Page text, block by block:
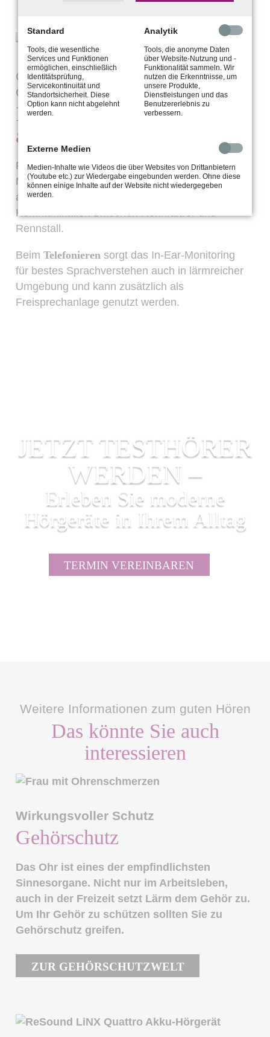
Gehörschutz für jedes Ohr in
Oberbayern
In-Ear-Monitoring für
andere Situationen
Für denMotorsporthaben Sie ebenfalls die
Möglichkeit sich einen individuellen Gehörschutz
anpassen zu lassen. Dieser sorgt für beste
Kommunikation zwischen Rennfahrer und
Rennstall.
BeimTelefonieren sorgt das In-Ear-Monitoring
für bestes Sprachverstehen auch in lärmreicher
Umgebung und kann zusätzlich als
Freisprechanlage genutzt werden.
JETZT TESTHÖRER
WERDEN –
Erleben Sie moderne
Hörgeräte in Ihrem Alltag
TERMIN VEREINBAREN
Weitere Informationen zum guten Hören
Das könnte Sie auch
interessieren
Wirkungsvoller Schutz
Gehörschutz
Das Ohr ist eines der empfindlichsten
Sinnesorgane. Nicht nur im Arbeitsleben,
auch in der Freizeit setzt Lärm dem Gehör zu.
Um Ihr Gehör zu schützen sollten Sie zu
Gehörschutz greifen.
ZUR GEHÖRSCHUTZWELT
Standard
Tools, die wesentliche
Services und Funktionen
ermöglichen, einschließlich
Identitätsprüfung,
Servicekontinuität und
Standortsicherheit. Diese
Option kann nicht abgelehnt
werden.
Analytik
Tools, die anonyme Daten
über Website-Nutzung und -
Funktionalität sammeln. Wir
nutzen die Erkenntnisse, um
unsere Produkte,
Dienstleistungen und das
Benutzererlebnis zu
verbessern.
Externe Medien
Medien-Inhalte wie Videos die über Websites von Drittanbietern
(Youtube etc.) zur Wiedergabe eingebunden werden. Ohne diese
können einige Inhalte auf der Website nicht wiedergegeben
werden.